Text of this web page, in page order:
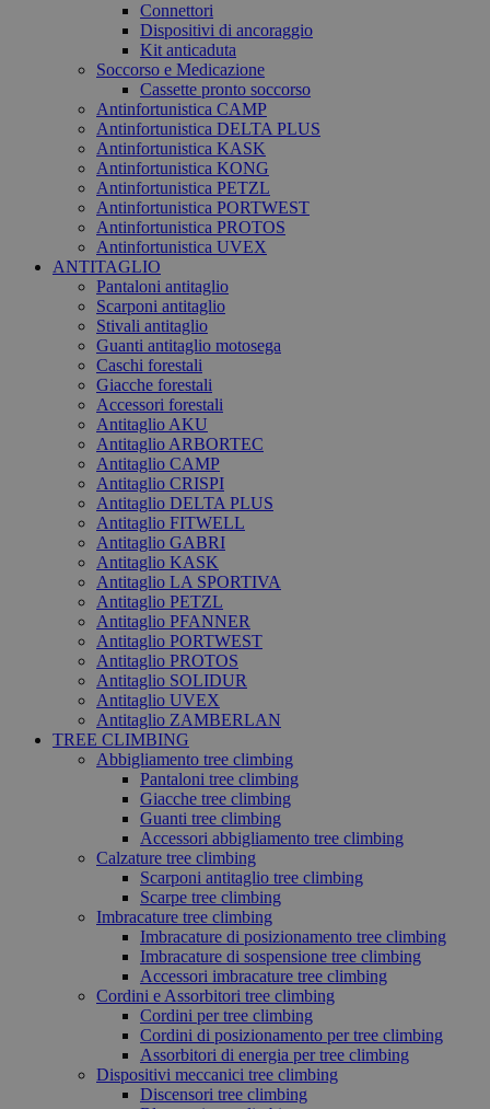
Connettori
Dispositivi di ancoraggio
Kit anticaduta
Soccorso e Medicazione
Cassette pronto soccorso
Antinfortunistica CAMP
Antinfortunistica DELTA PLUS
Antinfortunistica KASK
Antinfortunistica KONG
Antinfortunistica PETZL
Antinfortunistica PORTWEST
Antinfortunistica PROTOS
Antinfortunistica UVEX
ANTITAGLIO
Pantaloni antitaglio
Scarponi antitaglio
Stivali antitaglio
Guanti antitaglio motosega
Caschi forestali
Giacche forestali
Accessori forestali
Antitaglio AKU
Antitaglio ARBORTEC
Antitaglio CAMP
Antitaglio CRISPI
Antitaglio DELTA PLUS
Antitaglio FITWELL
Antitaglio GABRI
Antitaglio KASK
Antitaglio LA SPORTIVA
Antitaglio PETZL
Antitaglio PFANNER
Antitaglio PORTWEST
Antitaglio PROTOS
Antitaglio SOLIDUR
Antitaglio UVEX
Antitaglio ZAMBERLAN
TREE CLIMBING
Abbigliamento tree climbing
Pantaloni tree climbing
Giacche tree climbing
Guanti tree climbing
Accessori abbigliamento tree climbing
Calzature tree climbing
Scarponi antitaglio tree climbing
Scarpe tree climbing
Imbracature tree climbing
Imbracature di posizionamento tree climbing
Imbracature di sospensione tree climbing
Accessori imbracature tree climbing
Cordini e Assorbitori tree climbing
Cordini per tree climbing
Cordini di posizionamento per tree climbing
Assorbitori di energia per tree climbing
Dispositivi meccanici tree climbing
Discensori tree climbing